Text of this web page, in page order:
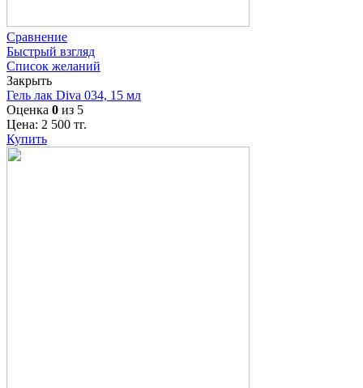
Сравнение
Быстрый взгляд
Список желаний
Закрыть
Гель лак Diva 034, 15 мл
Оценка 0 из 5
Цена: 2 500 тг.
Купить